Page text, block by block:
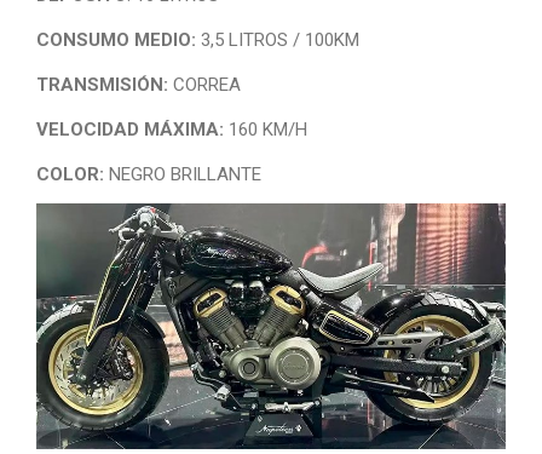
CONSUMO MEDIO: 3,5 LITROS / 100KM
TRANSMISIÓN: CORREA
VELOCIDAD MÁXIMA: 160 KM/H
COLOR: NEGRO BRILLANTE